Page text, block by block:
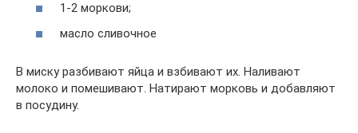
1-2 моркови;
масло сливочное
В миску разбивают яйца и взбивают их. Наливают
молоко и помешивают. Натирают морковь и добавляют
в посудину.